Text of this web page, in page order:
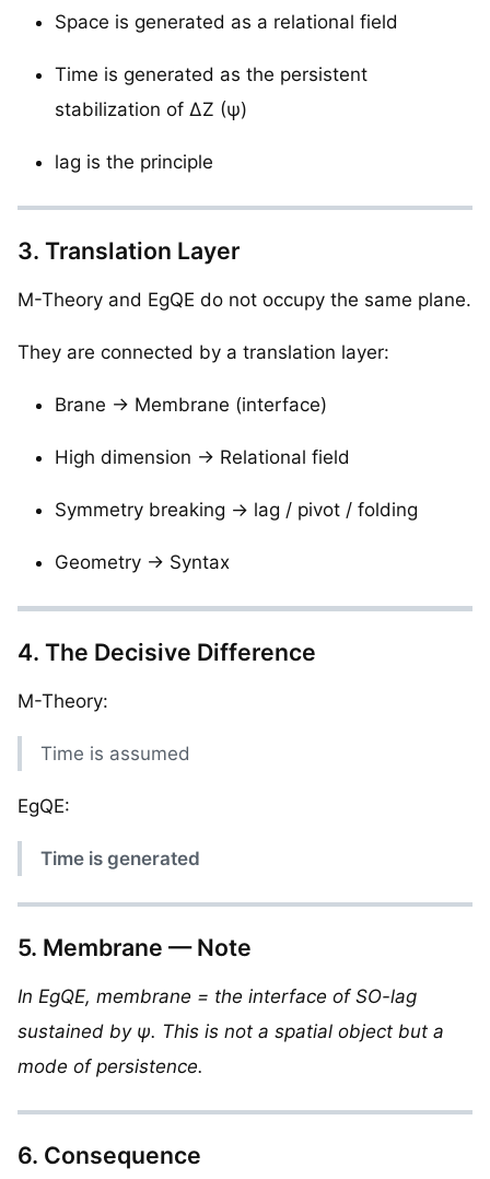
Space is generated as a relational field
Time is generated as the persistent
stabilization of ΔZ (ψ)
lag is the principle
3. Translation Layer
M-Theory and EgQE do not occupy the same plane.
They are connected by a translation layer:
Brane → Membrane (interface)
High dimension → Relational field
Symmetry breaking → lag / pivot / folding
Geometry → Syntax
4. The Decisive Difference
M-Theory:
Time is assumed
EgQE:
Time is generated
5. Membrane — Note
In EgQE, membrane = the interface of SO-lag
sustained by ψ. This is not a spatial object but a
mode of persistence.
6. Consequence